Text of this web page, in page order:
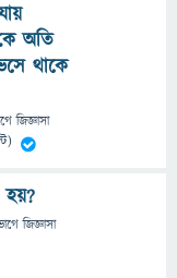
অতি
থাকে
জিজ্ঞাসা
হয়?
জিজ্ঞাসা